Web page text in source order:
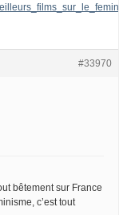
#33970
bêtement sur France
c’est tout